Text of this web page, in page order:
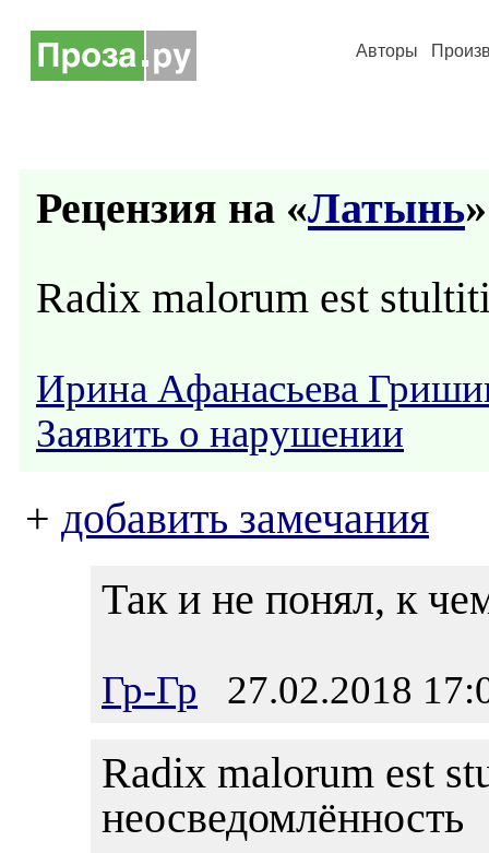
Авторы
Рецензия на «Латынь
Radix malorum est
Ирина Афанасьева
Заявить о нарушении
+ добавить замечания
Так и не понял, к
Гр-Гр 27.02.2018
Radix malorum est
неосведомлённость